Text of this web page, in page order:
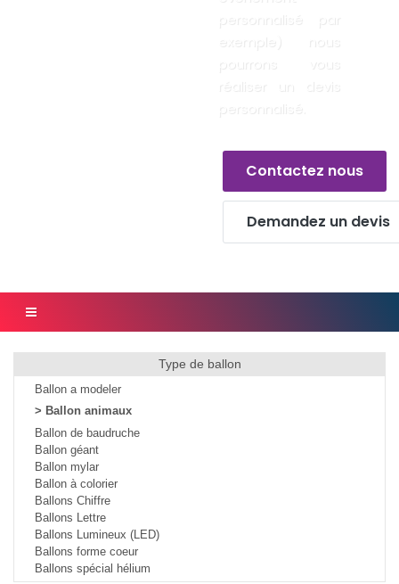
Contactez nous
Demandez un devis
Type de ballon
Ballon a modeler
> Ballon animaux
Ballon de baudruche
Ballon géant
Ballon mylar
Ballon à colorier
Ballons Chiffre
Ballons Lettre
Ballons Lumineux (LED)
Ballons forme coeur
Ballons spécial hélium